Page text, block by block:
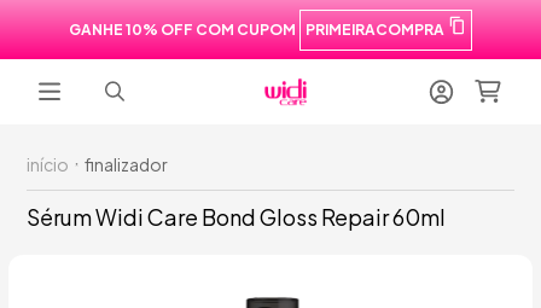
GANHE 10% OFF COM CUPOM PRIMEIRACOMPRA
início finalizador
Sérum Widi Care Bond Gloss Repair 60ml